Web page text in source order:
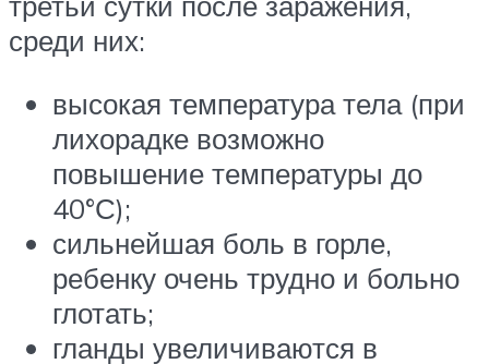
среди них:
высокая температура тела (при
лихорадке возможно
повышение температуры до
40°С);
сильнейшая боль в горле,
ребенку очень трудно и больно
глотать;
гланды увеличиваются в